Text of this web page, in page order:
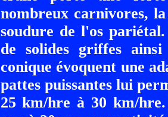
nombreux carnivores,
soudure de l'os
de solides griffes
conique évoquent une
pattes puissantes lui
25 km/hre à 30 km/